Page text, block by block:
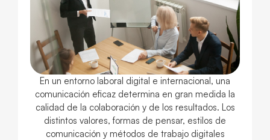
En un entorno laboral digital e internacional, una
comunicación eficaz determina en gran medida la
calidad de la colaboración y de los resultados. Los
distintos valores, formas de pensar, estilos de
comunicación y métodos de trabajo digitales